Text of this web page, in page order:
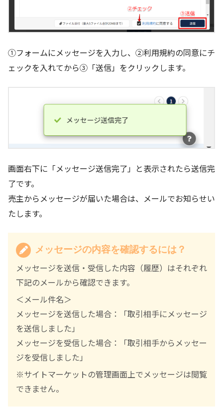
①フォームにメッセージを入力し、②利用規約の同意にチ
ェックを入れてから③「送信」をクリックします。
画面右下に「メッセージ送信完了」と表示されたら送信完
了です。
売主からメッセージが届いた場合は、メールでお知らせい
たします。
メッセージの内容を確認するには？
メッセージを送信・受信した内容（履歴）はそれぞれ
下記のメールから確認できます。
＜メール件名＞
メッセージを送信した場合：「取引相手にメッセージ
を送信しました」
メッセージを受信した場合：「取引相手からメッセー
ジを受信しました」
※サイトマーケットの管理画面上でメッセージは閲覧
できません。